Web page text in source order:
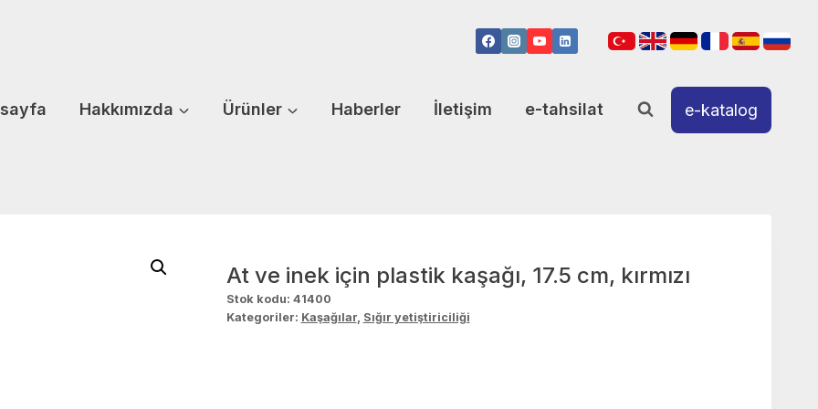
Hakkımızda Ürünler Haberler İletişim e-tahsilat e-katalog
At ve inek için plastik kaşağı, 17.5 cm, kırmızı
Stok kodu: 41400
Kategoriler: Kaşağılar, Sığır yetiştiriciliği